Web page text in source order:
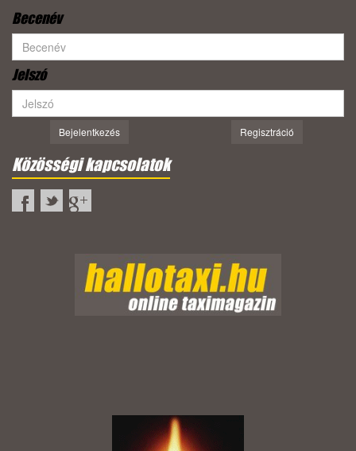
Becenév
Jelszó
Bejelentkezés Regisztráció
Közösségi kapcsolatok